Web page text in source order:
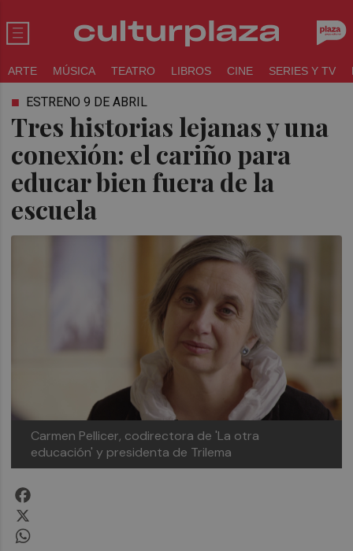
ARTE MÚSICA TEATRO LIBROS CINE SERIES Y TV
Tres historias lejanas y una
conexión: el cariño para
educar bien fuera de la
escuela
ESTRENO 9 DE ABRIL
Carmen Pellicer, codirectora de 'La otra
educación' y presidenta de Trilema